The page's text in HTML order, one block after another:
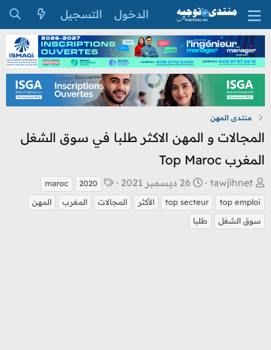
الدخول التسجيل
منتدى المهن
المجالات و المهن الاكثر طلبا في سوق الشغل
المغرب Top Maroc
ب
ا
د
ئ
tawjihnet
ت
ا
ر
26 ديسمبر 2021
ل
2020
maroc
top emploi
top secteur الأكثر المجالات المغرب
المهن
سوق الشغل
طلبا